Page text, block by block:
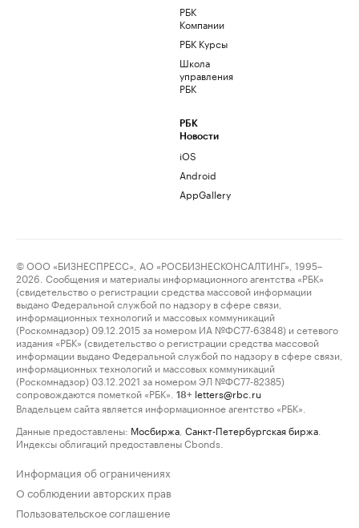
РБК
Компании
РБК Курсы
Школа
управления
РБК
РБК
Новости
iOS
Android
AppGallery
© ООО «БИЗНЕСПРЕСС», АО «РОСБИЗНЕСКОНСАЛТИНГ», 1995–
2026. Сообщения и материалы информационного агентства «РБК»
(свидетельство о регистрации средства массовой информации
выдано Федеральной службой по надзору в сфере связи,
информационных технологий и массовых коммуникаций
(Роскомнадзор) 09.12.2015 за номером ИА №ФС77-63848) и сетевого
издания «РБК» (свидетельство о регистрации средства массовой
информации выдано Федеральной службой по надзору в сфере связи,
информационных технологий и массовых коммуникаций
(Роскомнадзор) 03.12.2021 за номером ЭЛ №ФС77-82385)
сопровождаются пометкой «РБК».
18+ letters@rbc.ru
Владельцем сайта является информационное агентство «РБК».
Данные предоставлены: Мосбиржа Санкт-Петербургская биржа
Индексы облигаций предоставлены Cbonds.
Информация об ограничениях
О соблюдении авторских прав
Пользовательское соглашение